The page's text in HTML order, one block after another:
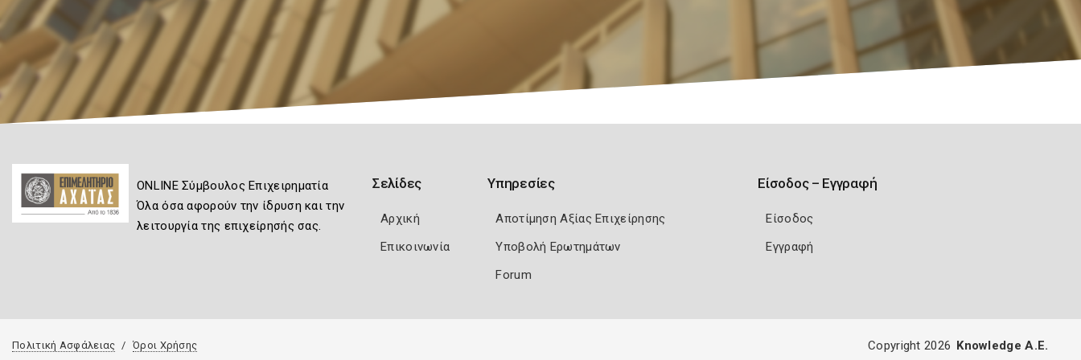
ONLINE Σύμβουλος Επιχειρηματία
Όλα όσα αφορούν την ίδρυση και την
λειτουργία της επιχείρησής σας.
Σελίδες
Αρχική
Επικοινωνία
Υπηρεσίες
Αποτίμηση Αξίας Επιχείρησης
Υποβολή Ερωτημάτων
Forum
Είσοδος – Εγγραφή
Είσοδος
Εγγραφή
Πολιτική Ασφάλειας Όροι Χρήσης Copyright 2026 Knowledge A.E.